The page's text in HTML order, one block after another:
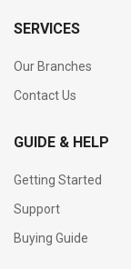
SERVICES
Our Branches
Contact Us
GUIDE & HELP
Getting Started
Support
Buying Guide